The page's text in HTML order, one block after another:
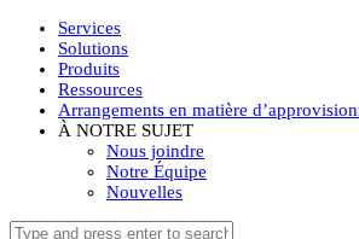
Services
Solutions
Produits
Ressources
Arrangements en matière
À NOTRE SUJET
Nous joindre
Notre Équipe
Nouvelles